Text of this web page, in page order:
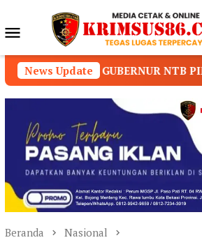
konten Menu
Mobile
News Update
NTB PIMPIN KONI NTB
Beranda Nasional